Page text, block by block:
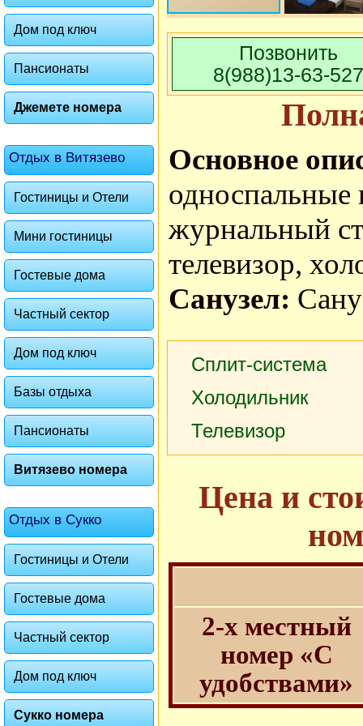
Дом под ключ
Пансионаты
Джемете номера
Отдых в Витязево
Гостиницы и Отели
Мини гостиницы
Гостевые дома
Частный сектор
Дом под ключ
Базы отдыха
Пансионаты
Витязево номера
Отдых в Сукко
Гостиницы и Отели
Гостевые дома
Частный сектор
Дом под ключ
Сукко номера
Позвонить
8(988)13-63-527
Основное
односпальные
журнальный
телевизор,
Санузел:
Сплит-система
Холодильник
Телевизор
Цена и
2-х местный
номер «С
удобствами»